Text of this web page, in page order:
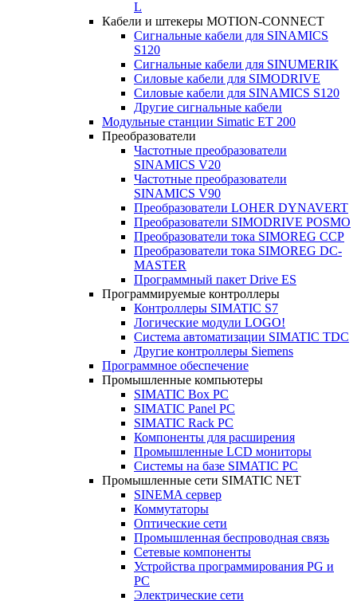
L
Кабели и штекеры MOTION-CONNECT
Сигнальные кабели для SINAMICS
S120
Сигнальные кабели для SINUMERIK
Силовые кабели для SIMODRIVE
Силовые кабели для SINAMICS S120
Другие сигнальные кабели
Модульные станции Simatic ET 200
Преобразователи
Частотные преобразователи
SINAMICS V20
Частотные преобразователи
SINAMICS V90
Преобразователи LOHER DYNAVERT
Преобразователи SIMODRIVE POSMO
Преобразователи тока SIMOREG CCP
Преобразователи тока SIMOREG DC-
MASTER
Программный пакет Drive ES
Программируемые контроллеры
Контроллеры SIMATIC S7
Логические модули LOGO!
Система автоматизации SIMATIC TDC
Другие контроллеры Siemens
Программное обеспечение
Промышленные компьютеры
SIMATIC Box PC
SIMATIC Panel PС
SIMATIC Rack PC
Компоненты для расширения
Промышленные LCD мониторы
Системы на базе SIMATIC PC
Промышленные сети SIMATIC NET
SINEMA сервер
Коммутаторы
Оптические сети
Промышленная беспроводная связь
Сетевые компоненты
Устройства программирования PG и
PC
Электрические сети